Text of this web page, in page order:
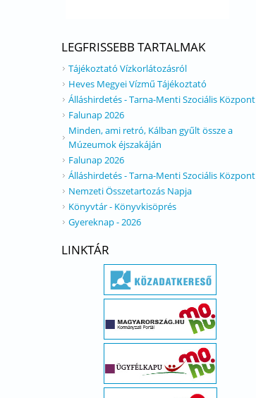
LEGFRISSEBB TARTALMAK
Tájékoztató Vízkorlátozásról
Heves Megyei Vízmű Tájékoztató
Álláshirdetés - Tarna-Menti Szociális Központ
Falunap 2026
Minden, ami retró, Kálban gyűlt össze a
Múzeumok éjszakáján
Falunap 2026
Álláshirdetés - Tarna-Menti Szociális Központ
Nemzeti Összetartozás Napja
Könyvtár - Könyvkisöprés
Gyereknap - 2026
LINKTÁR